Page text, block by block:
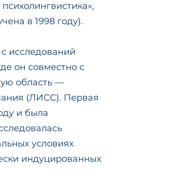
в 1998 году).
исследований
он совместно с
область —
(ЛИСС). Первая
и была
условиях
индуцированных